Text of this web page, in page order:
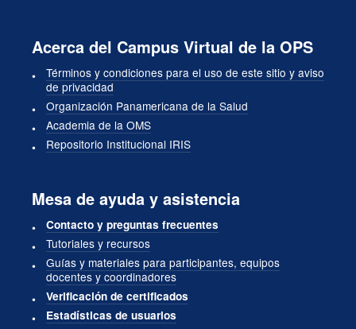
Acerca del Campus Virtual de la OPS
Términos y condiciones para el uso de este sitio y aviso
de privacidad
Organización Panamericana de la Salud
Academia de la OMS
Repositorio Institucional IRIS
Mesa de ayuda y asistencia
Contacto y preguntas frecuentes
Tutoriales y recursos
Guías y materiales para participantes, equipos
docentes y coordinadores
Verificación de certificados
Estadísticas de usuarios